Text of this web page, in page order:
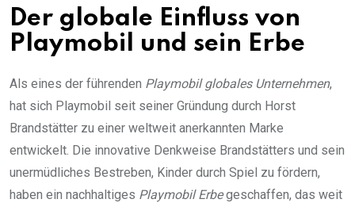
Der globale Einfluss von
Playmobil und sein Erbe
Als eines der führenden Playmobil globales Unternehmen,
hat sich Playmobil seit seiner Gründung durch Horst
Brandstätter zu einer weltweit anerkannten Marke
entwickelt. Die innovative Denkweise Brandstätters und sein
unermüdliches Bestreben, Kinder durch Spiel zu fördern,
haben ein nachhaltiges Playmobil Erbegeschaffen, das weit